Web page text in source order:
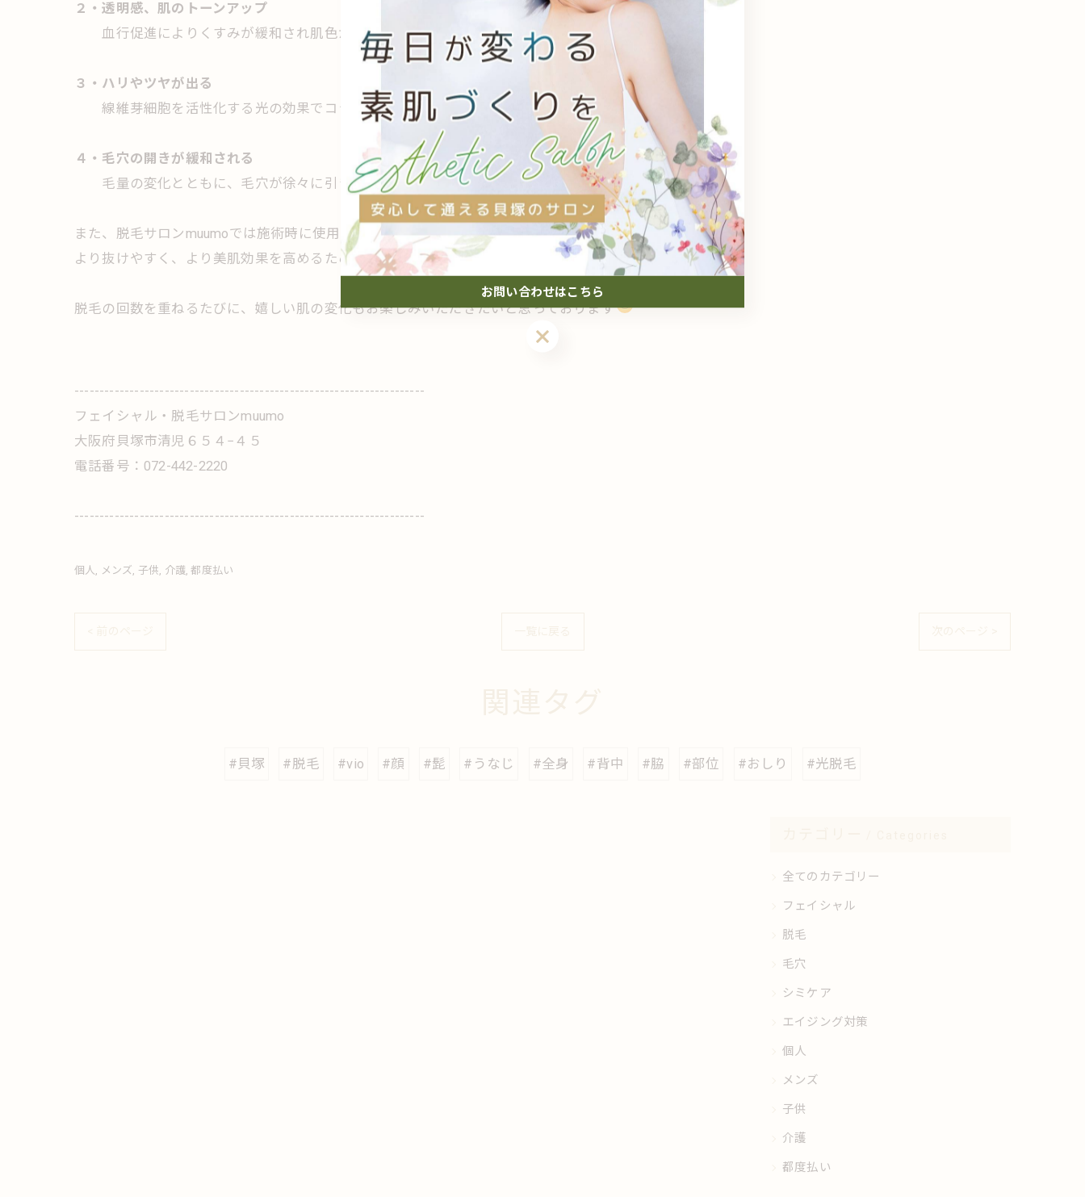
２・透明感、肌のトーンアップ
血行促進によりくすみが緩和され肌色が明るくなる
３・ハリやツヤが出る
線維芽細胞を活性化する光の効果でコラーゲンやエラスチンの生成が促進される
４・毛穴の開きが緩和される
毛量の変化とともに、毛穴が徐々に引き締まっていく
また、脱毛サロンmuumoでは施術時に使用するジェルにもこだわっております。
より抜けやすく、より美肌効果を高めるための美容成分たっぷりのジェルを使用しております！
脱毛の回数を重ねるたびに、嬉しい肌の変化もお楽しみいただきたいと思っております
----------------------------------------------------------------------
フェイシャル・脱毛サロンmuumo
大阪府貝塚市清児６５４−４５
電話番号：072-442-2220
----------------------------------------------------------------------
個人 メンズ 子供 介護 都度払い
#貝塚 #脱毛 #vio #顔 #髭 #うなじ #全身 #背中 #脇 #部位 #おしり #光脱毛
全てのカテゴリー
フェイシャル
脱毛
毛穴
シミケア
エイジング対策
個人
メンズ
子供
介護
都度払い
お問い合わせはこちら